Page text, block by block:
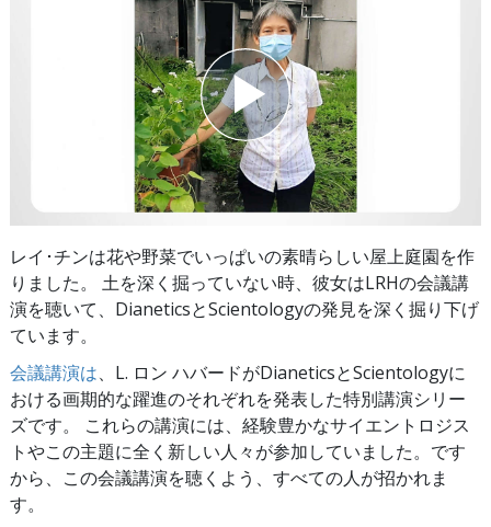
レイ･チンは花や野菜でいっぱいの素晴らしい屋上庭園を作
りました。 土を深く掘っていない時、彼女はLRHの会議講
演を聴いて、DianeticsとScientologyの発見を深く掘り下げ
ています。
会議講演は、L. ロン ハバードがDianeticsとScientologyに
おける画期的な躍進のそれぞれを発表した特別講演シリー
ズです。 これらの講演には、経験豊かなサイエントロジス
トやこの主題に全く新しい人々が参加していました。です
から、この会議講演を聴くよう、すべての人が招かれま
す。